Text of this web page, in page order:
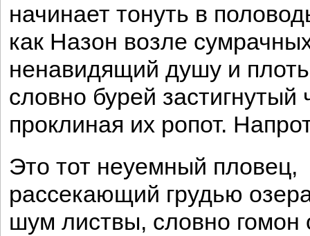
начинает тонуть в
как Назон возле
ненавидящий душу и
словно бурей застигнутый
проклиная их ропот.
Это тот неуемный пловец,
рассекающий грудью
шум листвы, словно гомон